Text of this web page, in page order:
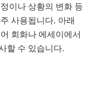
이나 상황의 변화 등
사용됩니다. 아래
회화나 에세이에서
할 수 있습니다.